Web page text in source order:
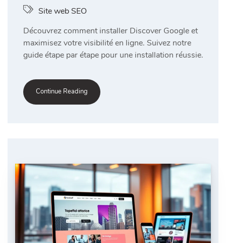
Site web SEO
Découvrez comment installer Discover Google et
maximisez votre visibilité en ligne. Suivez notre
guide étape par étape pour une installation réussie.
Continue Reading